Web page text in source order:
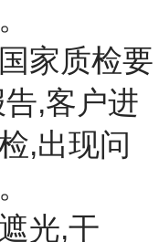
家质检要
,客户进
,出现问
光,干